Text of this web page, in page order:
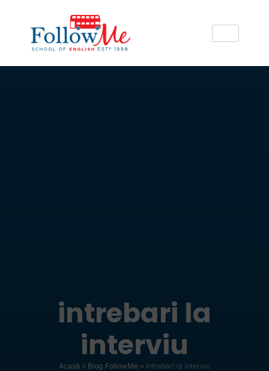
intrebari la
interviu
Acasă » Blog FollowMe » intrebari la interviu